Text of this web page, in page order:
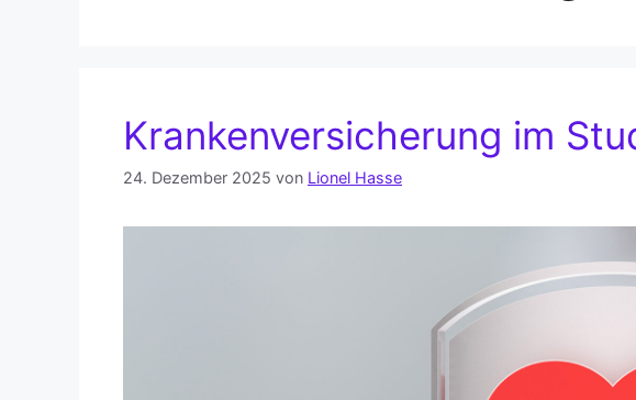
Krankenversicherung im
24. Dezember 2025 von Lionel Hasse